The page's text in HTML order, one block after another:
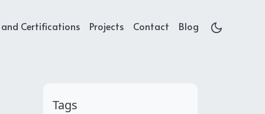
Certifications Projects Contact Blog
Tags